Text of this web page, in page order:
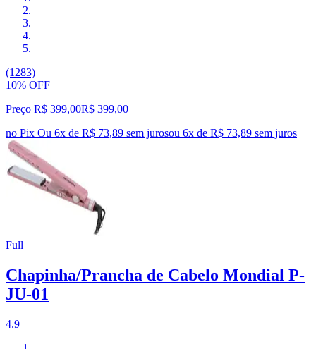
(1283)
10% OFF
Preço R$ 399,00R$ 399,00
no Pix Ou 6x de R$ 73,89 sem jurosou 6x de R$ 73,89 sem juros
Full
Chapinha/Prancha de Cabelo Mondial P-
JU-01
4.9